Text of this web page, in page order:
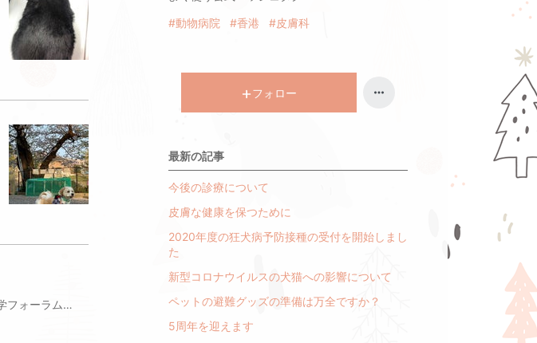
新型コロナウイルス感染症が犬猫に及ぼす影響について、日本臨床獣医学フォーラムより情報が発信されましたので、犬猫にどのように対応してしていけばよいか、要点を説明したいと思います。先月2月に香港で新型コロナウイルスの感染が確認された女性が飼っている高齢のポメラニアンに新型コロナウイルスの感染が認められたというニュースがありました。記事よると弱い陽性反応だったため、これがウイルスの付着によるものなのか、感染しているのかを調べるため、その後も検査を続けたところ、このポメラニアンは「低レベルの感染」をしているといいます。専門家たちはこの状況を「人間から動物への感染例の可能性が高い」と結論づけたそうです。また香港では『現時点でペットがウイルスを媒介するというデータはない』と発表し、動物が感染源になるといった過剰な心配をしないようにと呼びかけています。真相はさておき、以前お話ししたように基本的にはウイルスに種特異性という、犬には人間のウイルスは感染しないだろうと考えられていました。しかしながら今回の報道では、この定説をを覆す結果となりました。ただし、犬に感染したとしても低レベルであり、症状は出ないとのことです。しかし、生きたウイルスが少量ながら一定期間そこに存在するのであれば注意が必要です。仮の話ですが、人間が感染している状態でペットを飼っている場合、自宅飼育の場合、ペットを感染者から隔離してください。犬に症状はでることはなさそうなので、隔離して感染がなくなるのを待ちましょう。動物病院で犬猫に対して人間のコロナウイルスのPCR検査を行うことは現在できません。検査を行うかどうかも保健所の判断になるそうです。普通の家庭のワンちゃんは、人間にも言えることですが、自宅にいるのが安全です。散歩は最低限に外出を避け、人混みやドッグランに連れていかないなど、他の犬と接触しないことが重要です。以前のブログのように犬にはコロナウイルスが入ったワクチンもありますが、これは犬の消化器に感染するコロナウイルスに対するワクチンで新型コロナウイルスに対しては効果はありません。猫にも感染のリスクを考えて、同様、外に出さず自宅で過ごすのが安全です。今回の香港の感染例について、なぜ犬に感染が起こったのか？はまだ感染数も少ないため、分かっていません。しかし、中国の様に多くの感染者がいるような場所でも犬から新型コロナウイルスが感染したという例は報告されていません。ワンちゃんネコちゃんは大切な家族の一員ですので、過剰に恐れることなく通常通り接してあげてください。新型コロナウイルスの犬猫への影響について、飼い主様でご心配なことがありましたら、来院時にご相談ください。杉並区（荻窪・阿佐ヶ谷・下井草）の犬猫を対象にした動物病院平林ペットクリニック杉並区天沼2-32-50333934880
#動物病院 #香港 #皮膚科
フォロー
最新の記事
今後の診療について
皮膚な健康を保つために
2020年度の狂犬病予防接種の受付を開始しまし
た
新型コロナウイルスの犬猫への影響について
ペットの避難グッズの準備は万全ですか？
5周年を迎えます